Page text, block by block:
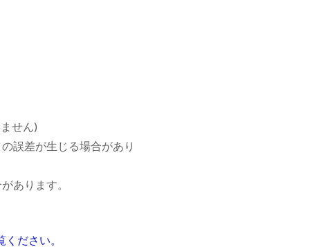
せん)
誤差が生じる場合があり
あります。
ださい。